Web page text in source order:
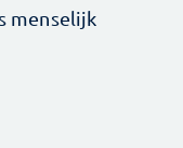
menselijk